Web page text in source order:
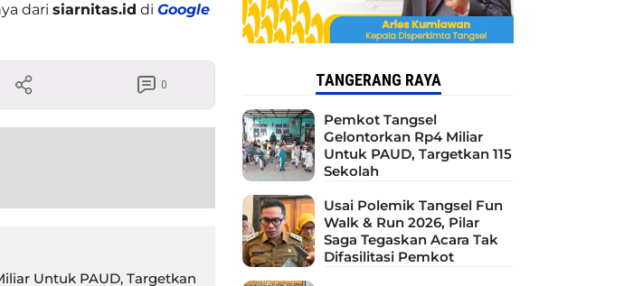
dari siarnitas.id di Google
0
Untuk PAUD, Targetkan
TANGERANG RAYA
Pemkot Tangsel
Gelontorkan Rp4 Miliar
Untuk PAUD, Targetkan 115
Sekolah
Usai Polemik Tangsel Fun
Walk & Run 2026, Pilar
Saga Tegaskan Acara Tak
Difasilitasi Pemkot